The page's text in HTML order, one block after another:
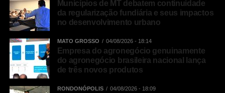
Municípios de MT debatem continuidade
da regularização fundiária e seus impactos
no desenvolvimento urbano
MATO GROSSO 04/08/2026 - 18:14
Empresa do agronegócio genuinamente
do agronegócio brasileira nacional lança
de três novos produtos
RONDONÓPOLIS 04/08/2026 - 18:09